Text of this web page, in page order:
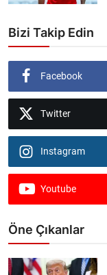
Bizi Takip Edin
Facebook
Twitter
Instagram
Youtube
Öne Çıkanlar